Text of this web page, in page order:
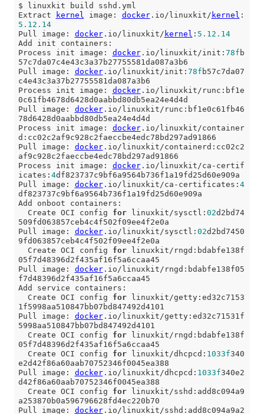
$ linuxkit build sshd.yml
Extract
kernel image: docker.io/linuxkit/ kernel :
5.12 .14
Pull image: docker.io/linuxkit/ kernel : 5.12 .14
Add init containers:
Process init image: docker.io/linuxkit/init: 78f b
57c7da07c4e43c3a37b27755581da087a3b6
Pull image: docker.io/linuxkit/init: 78f b57c7da07
c4e43c3a37b27755581da087a3b6
Process init image: docker.io/linuxkit/runc:bf1e
0c61fb4678d6428d0aabbd80db5ea24e4d4d
Pull image: docker.io/linuxkit/runc:bf1e0c61fb46
78d6428d0aabbd80db5ea24e4d4d
Process init image: docker.io/linuxkit/container
d:cc02c2af9c928c2faeccbe4edc78bd297ad91866
Pull image: docker.io/linuxkit/containerd:cc02c2
af9c928c2faeccbe4edc78bd297ad91866
Process init image: docker.io/linuxkit/ca-certif
icates: 4df823737c9bf6a9564b736f1a19fd25d60e909a
Pull image: docker.io/linuxkit/ca-certificates: 4
df823737c9bf6a9564b736f1a19fd25d60e909a
Add onboot containers:
  Create OCI config
for linuxkit/sysctl: 02d2bd74
509fd063857ceb4c4f502f09ee4f2e0a
Pull image: docker.io/linuxkit/sysctl: 02d2bd7450
9fd063857ceb4c4f502f09ee4f2e0a
  Create OCI config
for linuxkit/rngd:bdabfe138f
05f7d48396d2f435af16f5a6ccaa45
Pull image: docker.io/linuxkit/rngd:bdabfe138f05
f7d48396d2f435af16f5a6ccaa45
Add service containers:
  Create OCI config
for linuxkit/getty:ed32c7153
1f5998aa510847bb07bd847492d4101
Pull image: docker.io/linuxkit/getty:ed32c71531f
5998aa510847bb07bd847492d4101
  Create OCI config
for linuxkit/rngd:bdabfe138f
05f7d48396d2f435af16f5a6ccaa45
  Create OCI config
for linuxkit/dhcpcd: 1033f340
e2d42f86a60aab70752346f0045ea388
Pull image: docker.io/linuxkit/dhcpcd: 1033f340e2
d42f86a60aab70752346f0045ea388
  Create OCI config
for linuxkit/sshd:add8c094a9
a253870b0a596796628fd4ec220b70
Pull image: docker.io/linuxkit/sshd:add8c094a9a2